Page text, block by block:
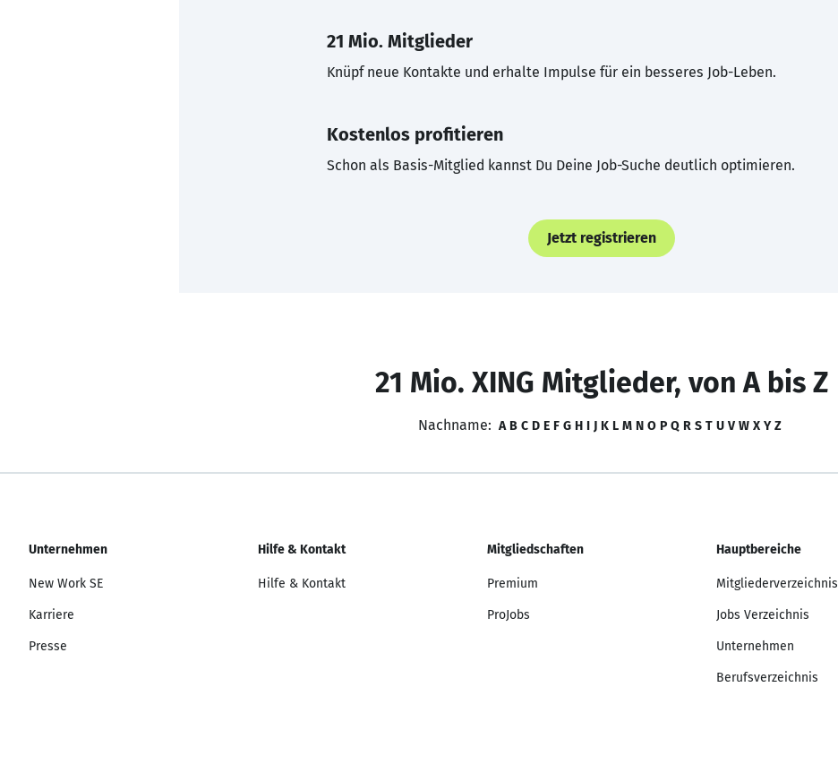
21 Mio. Mitglieder
Knüpf neue Kontakte und erhalte Impulse für ein besseres Job-Leben.
Kostenlos profitieren
Schon als Basis-Mitglied kannst Du Deine Job-Suche deutlich optimieren.
Jetzt registrieren
21 Mio. XING Mitglieder, von A bis Z
Nachname: A B C D E F G H I J K L M N O P Q R S T U V W X Y Z
Unternehmen
New Work SE
Karriere
Presse
Hilfe & Kontakt
Hilfe & Kontakt
Mitgliedschaften
Premium
ProJobs
Hauptbereiche
Mitgliederverzeichnis
Jobs Verzeichnis
Unternehmen
Berufsverzeichnis